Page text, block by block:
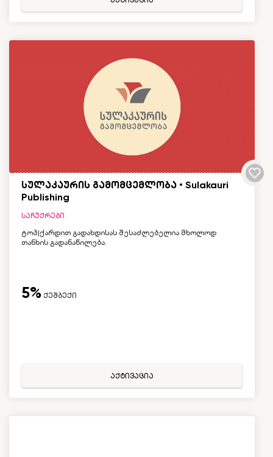
სულაკაურის გამომცემლობა • Sulakauri
Publishing
საჩუქრები
ტოპ|ქარდით გადახდისას შესაძლებელია მხოლოდ
თანხის გადანაწილება.
5% ქეშბექი
აქტივაცია